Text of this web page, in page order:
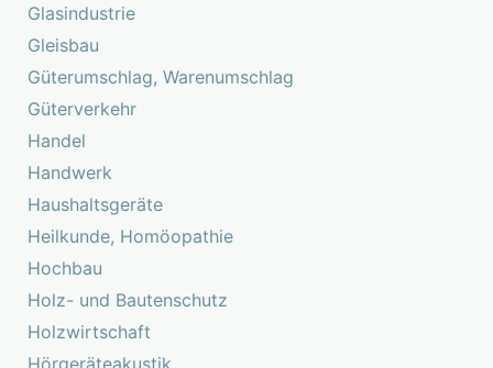
Glasindustrie
Gleisbau
Güterumschlag, Warenumschlag
Güterverkehr
Handel
Handwerk
Haushaltsgeräte
Heilkunde, Homöopathie
Hochbau
Holz- und Bautenschutz
Holzwirtschaft
Hörgeräteakustik